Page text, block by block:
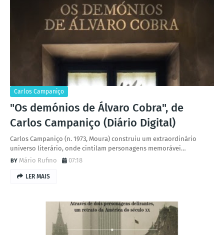
Carlos Campaniço
"Os demónios de Álvaro Cobra", de
Carlos Campaniço (Diário Digital)
Carlos Campaniço (n. 1973, Moura) construiu um extraordinário
universo literário, onde cintilam personagens memorávei…
Mário Rufino
07:18
LER MAIS